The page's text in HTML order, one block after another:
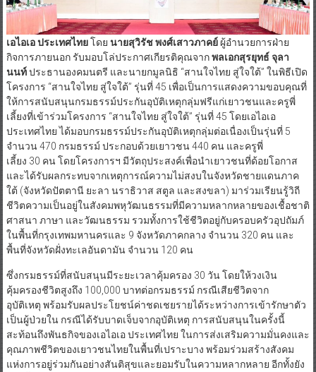
เอไอเอ ประเทศไทยโดย นายสุวิรัช พงศ์เสาวภาคย์ผู้อำนวยการฝ่าย
กิจการภายนอก รับมอบโล่ประกาศเกียรติคุณจากพลเอกสุรยุทธ์ จุลา
นนท์ประธานองคมนตรี และนายกมูลนิธิ “สานใจไทย สู่ใจใต้” ในพิธีเปิด
โครงการ “สานใจไทย สู่ใจใต้” รุ่นที่ 45 เพื่อเป็นการแสดงความขอบคุณที่
ให้การสนับสนุนกรมธรรม์ประกันอุบัติเหตุกลุ่มฟรีแก่เยาวชนและครูพี่
เลี้ยงที่เข้าร่วมโครงการ “สานใจไทย สู่ใจใต้” รุ่นที่ 45 โดยเอไอเอ
ประเทศไทย ได้มอบกรมธรรม์ประกันอุบัติเหตุกลุ่มต่อเนื่องเป็นรุ่นที่ 5
จำนวน 470 กรมธรรม์ ประกอบด้วยเยาวชน 440 คน และครูพี่
เลี้ยง 30 คน โดยโครงการฯ มีวัตถุประสงค์เพื่อนำเยาวชนที่ด้อยโอกาส
และได้รับผลกระทบจากเหตุการณ์ความไม่สงบในจังหวัดชายแดนภาค
ใต้ (จังหวัดปัตตานี ยะลา นราธิวาส สตูล และสงขลา) มาร่วมเรียนรู้วิถี
ชีวิตความเป็นอยู่ในสังคมพหุวัฒนธรรมที่มีความหลากหลายของเชื้อชาติ
ศาสนา ภาษา และวัฒนธรรม รวมทั้งการใช้ชีวิตอยู่กับครอบครัวอุปถัมภ์
ในพื้นที่กรุงเทพมหานครและ 9 จังหวัดภาคกลาง จำนวน 320 คน และ
พื้นที่จังหวัดฝั่งทะเลอันดามัน จำนวน 120 คน
ซึ่งกรมธรรม์ที่สนับสนุนมีระยะเวลาคุ้มครอง 30 วัน โดยให้วงเงิน
คุ้มครองชีวิตสูงถึง 100,000 บาทต่อกรมธรรม์ กรณีเสียชีวิตจาก
อุบัติเหตุ พร้อมรับผลประโยชน์ค่าชดเชยรายได้ระหว่างการเข้ารักษาตัว
เป็นผู้ป่วยใน กรณีได้รับบาดเจ็บจากอุบัติเหตุ การสนับสนุนในครั้งนี้
สะท้อนถึงพันธกิจของเอไอเอ ประเทศไทย ในการส่งเสริมความมั่นคงและ
คุณภาพชีวิตของเยาวชนไทยในพื้นที่เปราะบาง พร้อมร่วมสร้างสังคม
แห่งการอยู่ร่วมกันอย่างสันติสุขและยอมรับในความหลากหลาย อีกทั้งยัง